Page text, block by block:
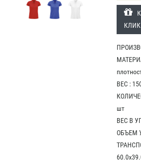
КЛИК
ВЕС :
шт
ВЕС В
ОБЪЕМ